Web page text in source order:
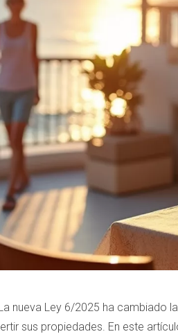
nueva Ley 6/2025 ha
sus propiedades. En este